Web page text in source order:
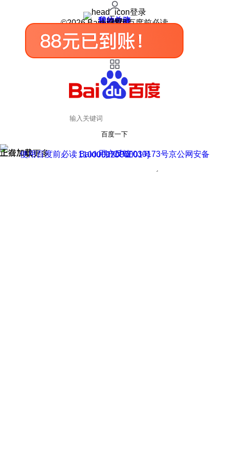
登录
我的关注
我的收藏
皮肤中心
用户反馈
设置
©2026 Baidu 使用百度前必读
百度一下
正在加载
上滑加载更多 用户反馈
使用百度前必读 Baidu 京ICP证030173号
京公网安备11000002000001号